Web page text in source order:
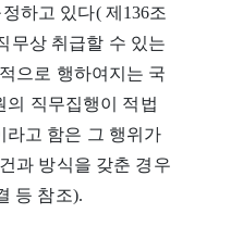
하고 있다( 제136조
무상 취급할 수 있는
으로 행하여지는 국
의 직무집행이 적법
라고 함은 그 행위가
과 방식을 갖춘 경우
등 참조).